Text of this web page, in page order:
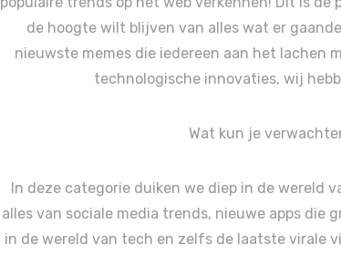
de hoogte wilt blijven van alles wat er
nieuwste memes die iedereen aan het lachen
technologische innovaties, wij
Wat kun je
In deze categorie duiken we diep in de wereld
alles van sociale media trends, nieuwe apps die
in de wereld van tech en zelfs de laatste virale